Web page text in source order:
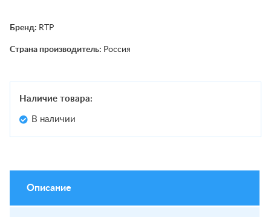
Бренд: RTP
Страна производитель: Россия
Наличие товара:
В наличии
Описание